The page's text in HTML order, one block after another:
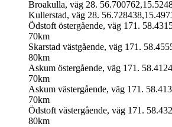
Broakulla, väg 28.
Kullerstad, väg 28.
Ödstoft östergående, väg 171.
70km
Skarstad västgående, väg 171.
80km
Askum östergående, väg 171.
70km
Askum västergående, väg 171.
70km
Ödstoft västergående, väg 171.
80km